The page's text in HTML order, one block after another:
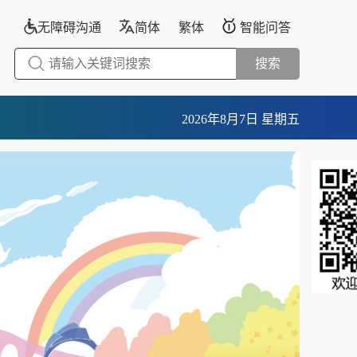
无障碍沟通 简体 繁体 智能问答
搜索
2026年8月7日 星期五